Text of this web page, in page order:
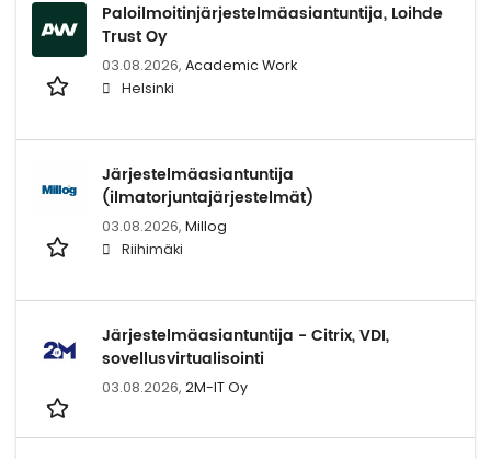
Paloilmoitinjärjestelmäasiantuntija, Loihde
Trust Oy
03.08.2026, Academic Work
Helsinki
Järjestelmäasiantuntija
(ilmatorjuntajärjestelmät)
03.08.2026, Millog
Riihimäki
Järjestelmäasiantuntija - Citrix, VDI,
sovellusvirtualisointi
03.08.2026, 2M-IT Oy